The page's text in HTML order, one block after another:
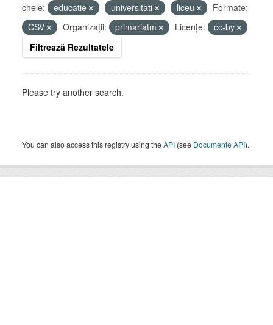
cheie:
educatie universitati liceu
Formate:
CSV
Organizații: primariatm Licenţe:
cc-by
Filtrează Rezultatele
Please try another search.
You can also access this registry using theAPI (see Documente API).